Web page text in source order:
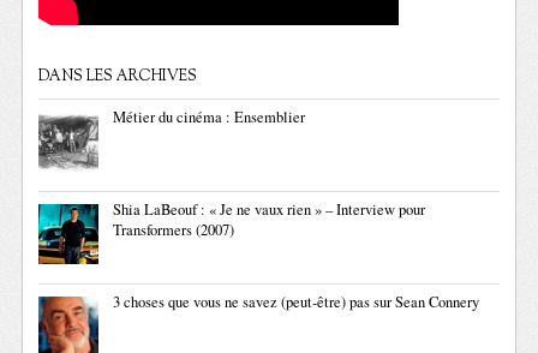
DANS LES ARCHIVES
Métier du cinéma : Ensemblier
Shia LaBeouf : « Je ne vaux rien » – Interview pour
Transformers (2007)
3 choses que vous ne savez (peut-être) pas sur Sean Connery